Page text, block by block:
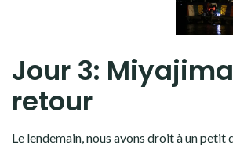
Jour 3:
retour
Le lendemain, nous avons droit à un petit